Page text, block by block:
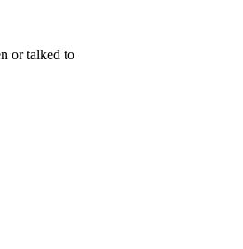
or talked to